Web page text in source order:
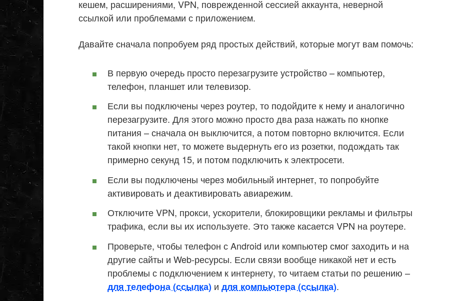
кешем, расширениями, VPN, поврежденной сессией аккаунта, неверной
ссылкой или проблемами с приложением.
Давайте сначала попробуем ряд простых действий, которые могут вам помочь:
В первую очередь просто перезагрузите устройство – компьютер,
телефон, планшет или телевизор.
Если вы подключены через роутер, то подойдите к нему и аналогично
перезагрузите. Для этого можно просто два раза нажать по кнопке
питания – сначала он выключится, а потом повторно включится. Если
такой кнопки нет, то можете выдернуть его из розетки, подождать так
примерно секунд 15, и потом подключить к электросети.
Если вы подключены через мобильный интернет, то попробуйте
активировать и деактивировать авиарежим.
Отключите VPN, прокси, ускорители, блокировщики рекламы и фильтры
трафика, если вы их используете. Это также касается VPN на роутере.
Проверьте, чтобы телефон с Android или компьютер смог заходить и на
другие сайты и Web-ресурсы. Если связи вообще никакой нет и есть
проблемы с подключением к интернету, то читаем статьи по решению –
для телефона (ссылка) и для компьютера (ссылка).